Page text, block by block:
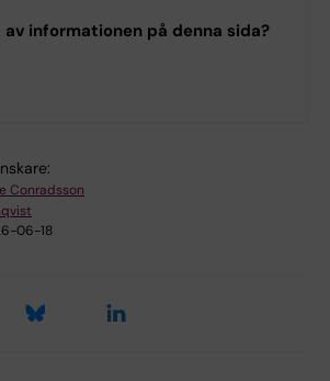
informationen på denna sida?
Conradsson
06-18